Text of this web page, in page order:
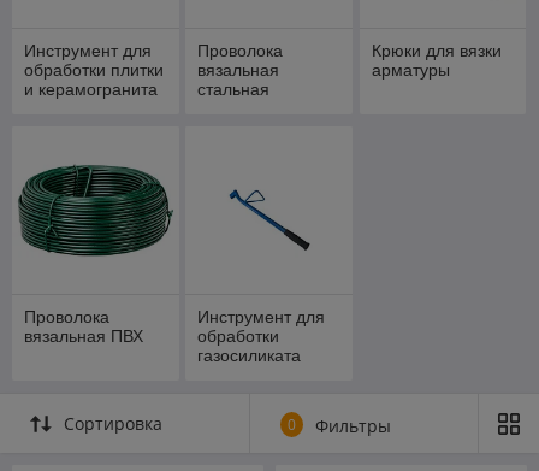
Инструмент для
обработки плитки
и керамогранита
Проволока
вязальная
стальная
Крюки для вязки
арматуры
Проволока
вязальная ПВХ
Инструмент для
обработки
газосиликата
Сортировка 0 Фильтры